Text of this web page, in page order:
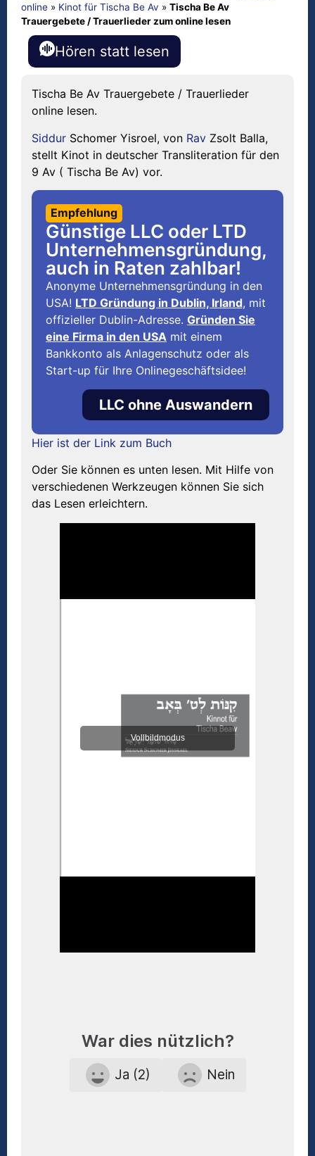
online » Kinot für Tischa Be Av » Tischa Be Av
Trauergebete / Trauerlieder zum online lesen
Hören statt lesen
Tischa Be Av Trauergebete / Trauerlieder
online lesen.
Siddur Schomer Yisroel, von Rav Zsolt Balla,
stellt Kinot in deutscher Transliteration für den
9 Av ( Tischa Be Av) vor.
Empfehlung
Günstige LLC oder LTD
Unternehmensgründung,
auch in Raten zahlbar!
Anonyme Unternehmensgründung in den
USA! LTD Gründung in Dublin, Irland, mit
offizieller Dublin-Adresse. Gründen Sie
eine Firma in den USA mit einem
Bankkonto als Anlagenschutz oder als
Start-up für Ihre Onlinegeschäftsidee!
LLC ohne Auswandern
Hier ist der Link zum Buch
Oder Sie können es unten lesen. Mit Hilfe von
verschiedenen Werkzeugen können Sie sich
das Lesen erleichtern.
War dies nützlich?
Ja (2) Nein